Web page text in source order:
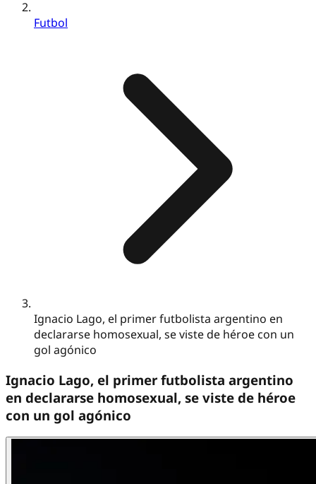
Futbol
Ignacio Lago, el primer futbolista argentino en
declararse homosexual, se viste de héroe con un
gol agónico
Ignacio Lago, el primer futbolista argentino
en declararse homosexual, se viste de héroe
con un gol agónico